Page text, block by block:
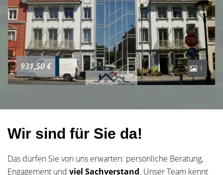
931,50 € 1
Wir sind für Sie da!
Das dürfen Sie von uns erwarten: persönliche Beratung,
Engagement und viel Sachverstand. Unser Team kennt